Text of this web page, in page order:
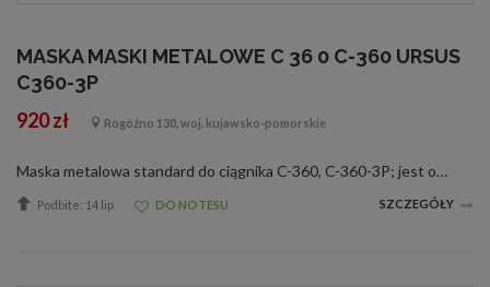
MASKA MASKI METALOWE C 36 0 C-360 URSUS
C360-3P
920 zł Rogóźno 130, woj. kujawsko-pomorskie
Maska metalowa standard do ciągnika C-360, C-360-3P; jest ona zabezpieczona przed korozją. Zestaw zawiera wszystkie elementy maski wraz z podporą i klapy oraz zamki. Producent: Produkt Polski Gwarancja: 24 miesiące Numer katalogowy: 4665300 W ...
Podbite: 14 lip DO NOTESU SZCZEGÓŁY